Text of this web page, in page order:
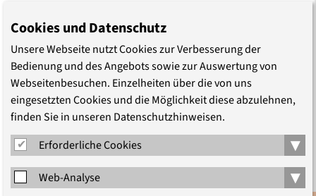
einzelnen Akteure in den kleinen Städten und
ländlichen Regionen“, sagt Christoph Maier, Direktor der
Akademie Sachsen-Anhalt. „Rechtsextremismus ist kein
Schicksal, sondern ein Aufruf zum Widerstand“, ergänzte
Stephan Bickhardt, Direktor der Evangelischen
Akademie Sachsen.
Der KongressDemokratie ist ein Marathon – Über den
Umgang mit rechten Parteien im Osten Deutschlands
fand
Cookies und Datenschutz
Unsere Webseite nutzt Cookies zur Verbesserung der
Bedienung und des Angebots sowie zur Auswertung von
Webseitenbesuchen. Einzelheiten über die von uns
eingesetzten Cookies und die Möglichkeit diese abzulehnen,
finden Sie in unseren Datenschutzhinweisen.
Erforderliche Cookies
▾
Web-Analyse ▾